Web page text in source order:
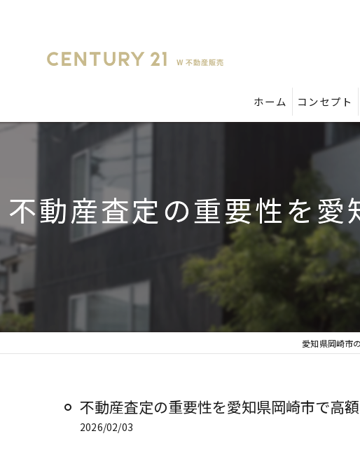
ホーム コンセプト
不動産査定の重要性を
愛知県岡崎市
不動産査定の重要性を愛知県岡崎市で高
2026/02/03